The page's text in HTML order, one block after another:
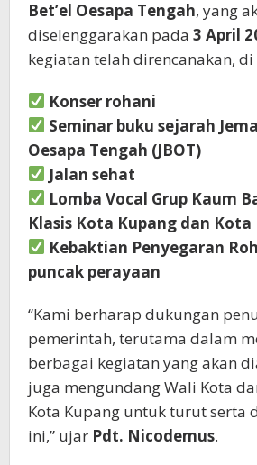
Bet’el Oesapa Tengah, yang
diselenggarakan pada 3 April
kegiatan telah direncanakan,
Konser rohani
Seminar buku sejarah
Oesapa Tengah (JBOT)
Jalan sehat
Lomba Vocal Grup Kaum
Klasis Kota Kupang dan
Kebaktian Penyegaran
puncak perayaan
“Kami berharap dukungan
pemerintah, terutama dalam
berbagai kegiatan yang akan
juga mengundang Wali Kota
Kota Kupang untuk turut serta
ini,” ujar Pdt. Nicodemus.